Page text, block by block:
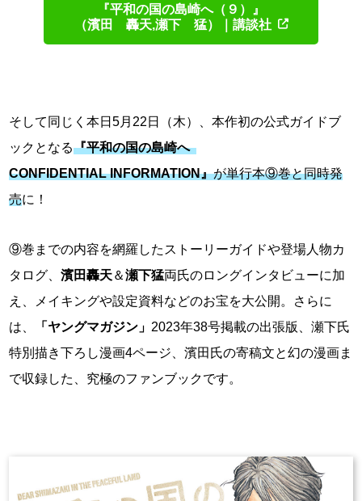
『平和の国の島崎へ（９）』
（濱田 轟天,瀬下 猛）
｜講談社
そして同じく本日5月22日（木）、本作初の公式ガイドブ
ックとなる『平和の国の島崎へ
CONFIDENTIAL INFORMATION』が単行本⑨巻と同時発
売に！
⑨巻までの内容を網羅したストーリーガイドや登場人物カ
タログ、濱田轟天＆瀬下猛両氏のロングインタビューに加
え、メイキングや設定資料などのお宝を大公開。さらに
は、
「ヤングマガジン」 2023年38号掲載の出張版、瀬下氏
特別描き下ろし漫画4ページ、濱田氏の寄稿文と幻の漫画ま
で収録した、究極のファンブックです。